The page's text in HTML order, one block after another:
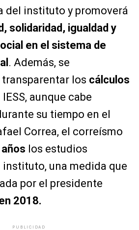
del instituto y promoverá
solidaridad, igualdad y
en el sistema de
. Además, se
los cálculos
IESS, aunque cabe
su tiempo en el
Correa, el correísmo
los estudios
una medida que
por el presidente
2018.
PUBLICIDAD